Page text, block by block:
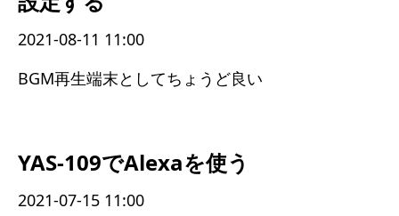
2021-08-11 11:00
BGM再生端末としてちょうど良い
YAS-109でAlexaを使う
2021-07-15 11:00